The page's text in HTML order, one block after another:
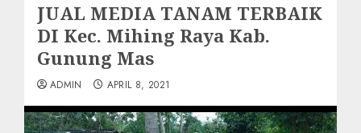
JUAL MEDIA TANAM TERBAIK
DI Kec. Mihing Raya Kab.
Gunung Mas
ADMIN APRIL 8, 2021